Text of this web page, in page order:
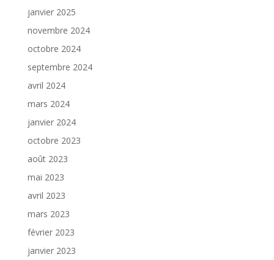
janvier 2025
novembre 2024
octobre 2024
septembre 2024
avril 2024
mars 2024
janvier 2024
octobre 2023
août 2023
mai 2023
avril 2023
mars 2023
février 2023
janvier 2023